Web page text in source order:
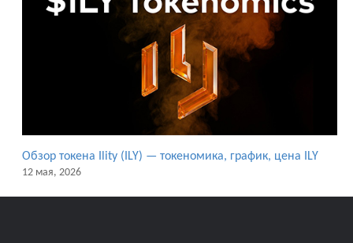
Обзор токена Ility (ILY) — токеномика, график, цена ILY
12 мая, 2026